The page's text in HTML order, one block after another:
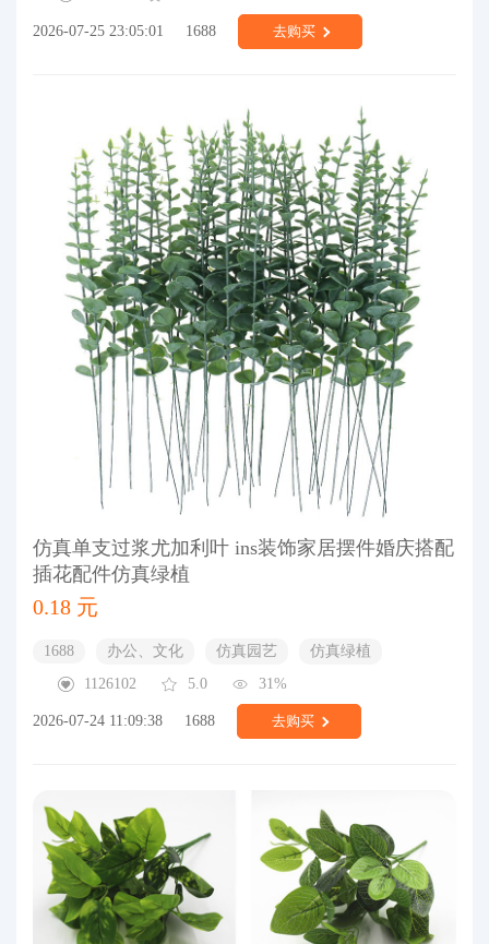
2026-07-25 23:05:01 1688 去购买
仿真单支过浆尤加利叶 ins装饰家居摆件婚庆搭配
插花配件仿真绿植
0.18 元
1688 办公、文化 仿真园艺
仿真绿植
1126102
5.0 31%
2026-07-24 11:09:38 1688 去购买